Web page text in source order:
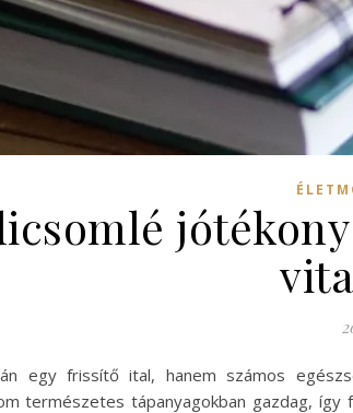
egy frissítő ital, hanem számos
természetes tápanyagokban gazdag,